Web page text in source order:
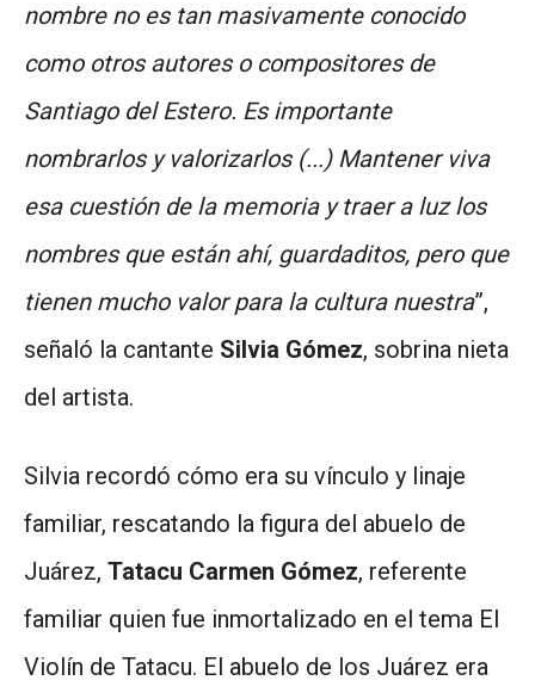
nombre no es tan masivamente conocido
como otros autores o compositores de
Santiago del Estero. Es importante
nombrarlos y valorizarlos (...) Mantener viva
esa cuestión de la memoria y traer a luz los
nombres que están ahí, guardaditos, pero que
tienen mucho valor para la cultura nuestra”,
señaló la cantante Silvia Gómez, sobrina nieta
del artista.
Silvia recordó cómo era su vínculo y linaje
familiar, rescatando la figura del abuelo de
Juárez, Tatacu Carmen Gómez, referente
familiar quien fue inmortalizado en el tema El
Violín de Tatacu. El abuelo de los Juárez era